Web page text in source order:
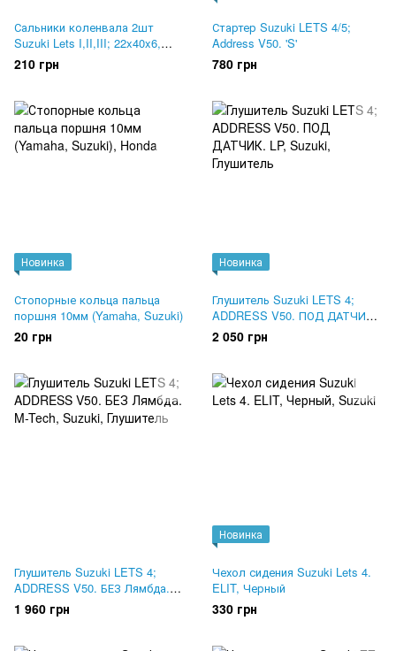
Сальники коленвала 2шт
Suzuki Lets I,II,III; 22x40x6,
17x27x6. MSU
210 грн
Стартер Suzuki LETS 4/5;
Address V50. 'S'
780 грн
Новинка
Стопорные кольца пальца
поршня 10мм (Yamaha, Suzuki)
20 грн
Новинка
Глушитель Suzuki LETS 4;
ADDRESS V50. ПОД ДАТЧИК.
LP
2 050 грн
Глушитель Suzuki LETS 4;
ADDRESS V50. БЕЗ Лямбда.
M-Tech
1 960 грн
Новинка
Чехол сидения Suzuki Lets 4.
ELIT, Черный
330 грн